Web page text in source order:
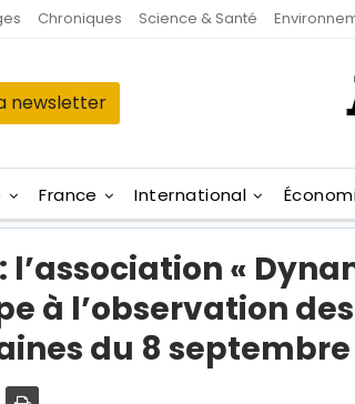
Chroniques Science & Santé
newsletter
France International
l’association «
à l’observation
du 8 septembre